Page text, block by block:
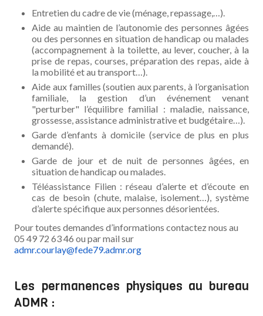
Entretien du cadre de vie (ménage, repassage,…).
Aide au maintien de l’autonomie des personnes âgées
ou des personnes en situation de handicap ou malades
(accompagnement à la toilette, au lever, coucher, à la
prise de repas, courses, préparation des repas, aide à
la mobilité et au transport…).
Aide aux familles (soutien aux parents, à l’organisation
familiale, la gestion d’un événement venant
"perturber" l’équilibre familial : maladie, naissance,
grossesse, assistance administrative et budgétaire…).
Garde d’enfants à domicile (service de plus en plus
demandé).
Garde de jour et de nuit de personnes âgées, en
situation de handicap ou malades.
Téléassistance Filien : réseau d’alerte et d’écoute en
cas de besoin (chute, malaise, isolement…), système
d’alerte spécifique aux personnes désorientées.
Pour toutes demandes d’informations contactez nous au
05 49 72 63 46 ou par mail sur
admr.courlay@fede79.admr.org
Les permanences physiques au bureau
ADMR :